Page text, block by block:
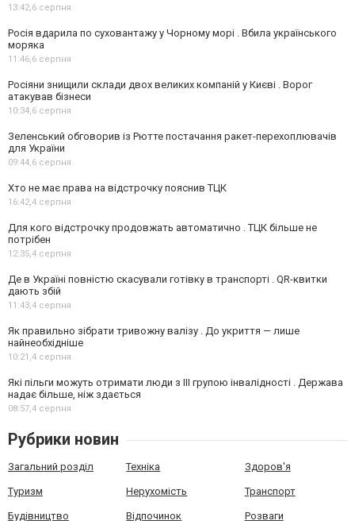
13:42,6 серпня
Росія вдарила по суховантажу у Чорному морі . Вбила українського
моряка
11:46,6 серпня
Росіяни знищили склади двох великих компаній у Києві . Ворог
атакував бізнеси
10:34,6 серпня
Зеленський обговорив із Рютте постачання ракет-перехоплювачів
для України
09:44,6 серпня
Хто не має права на відстрочку пояснив ТЦК
16:42,4 серпня
Для кого відстрочку продовжать автоматично . ТЦК більше не
потрібен
12:35,4 серпня
Де в Україні повністю скасували готівку в транспорті . QR-квитки
дають збій
11:43,4 серпня
Як правильно зібрати тривожну валізу . До укриття — лише
найнеобхідніше
10:21,4 серпня
Які пільги можуть отримати люди з III групою інвалідності . Держава
надає більше, ніж здається
08:57,4 серпня
Рубрики новин
Загальний розділ Техніка Здоров'я
Туризм Нерухомість Транспорт
Будівництво Відпочинок Розваги